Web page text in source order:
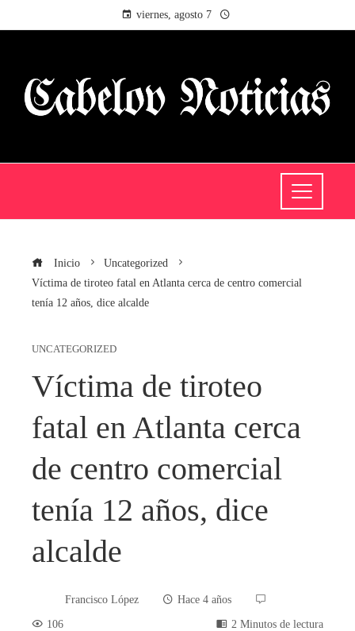
viernes, agosto 7
Inicio
Uncategorized
Víctima de tiroteo fatal en Atlanta cerca de centro comercial
tenía 12 años, dice alcalde
UNCATEGORIZED
Víctima de tiroteo
fatal en Atlanta cerca
de centro comercial
tenía 12 años, dice
alcalde
Francisco López
Hace 4 años
106
2 Minutos de lectura